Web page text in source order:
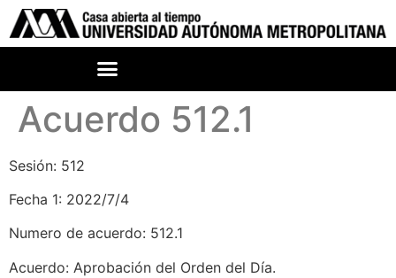
Acuerdo 512.1
Sesión: 512
Fecha 1: 2022/7/4
Numero de acuerdo: 512.1
Acuerdo: Aprobación del Orden del Día.